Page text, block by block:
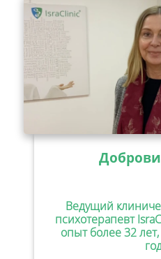
Ведущий
психотерапевт
опыт более 32